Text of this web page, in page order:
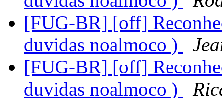
[FUG-BR] [off]
duvidas noalmoco )
[FUG-BR] [off]
duvidas noalmoco )